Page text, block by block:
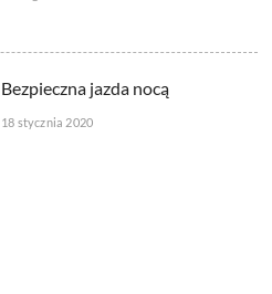
Bezpieczna jazda nocą
18 stycznia 2020